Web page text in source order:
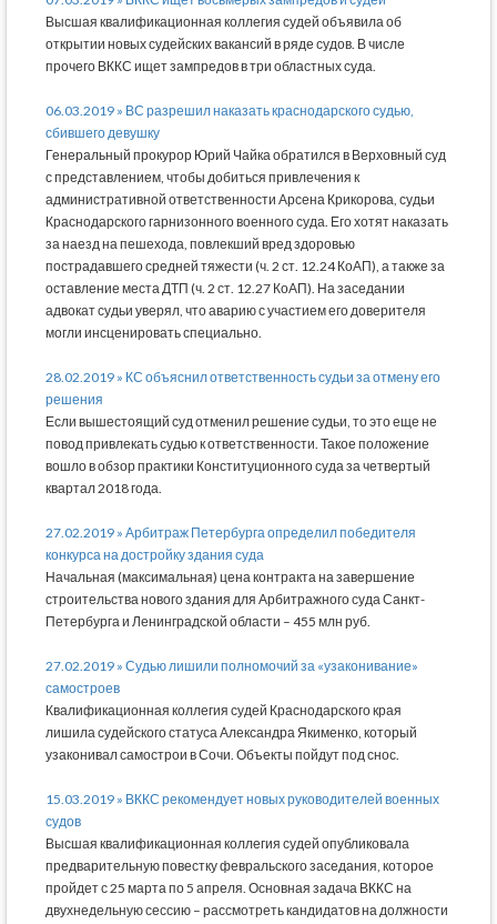
Высшая квалификационная коллегия судей объявила об
открытии новых судейских вакансий в ряде судов. В числе
прочего ВККС ищет зампредов в три областных суда.
06.03.2019 » ВС разрешил наказать краснодарского судью,
сбившего девушку
Генеральный прокурор Юрий Чайка обратился в Верховный суд
с представлением, чтобы добиться привлечения к
административной ответственности Арсена Крикорова, судьи
Краснодарского гарнизонного военного суда. Его хотят наказать
за наезд на пешехода, повлекший вред здоровью
пострадавшего средней тяжести (ч. 2 ст. 12.24 КоАП), а также за
оставление места ДТП (ч. 2 ст. 12.27 КоАП). На заседании
адвокат судьи уверял, что аварию с участием его доверителя
могли инсценировать специально.
28.02.2019 » КС объяснил ответственность судьи за отмену его
решения
Если вышестоящий суд отменил решение судьи, то это еще не
повод привлекать судью к ответственности. Такое положение
вошло в обзор практики Конституционного суда за четвертый
квартал 2018 года.
27.02.2019 » Арбитраж Петербурга определил победителя
конкурса на достройку здания суда
Начальная (максимальная) цена контракта на завершение
строительства нового здания для Арбитражного суда Санкт-
Петербурга и Ленинградской области – 455 млн руб.
27.02.2019 » Судью лишили полномочий за «узаконивание»
самостроев
Квалификационная коллегия судей Краснодарского края
лишила судейского статуса Александра Якименко, который
узаконивал самострои в Сочи. Объекты пойдут под снос.
15.03.2019 » ВККС рекомендует новых руководителей военных
судов
Высшая квалификационная коллегия судей опубликовала
предварительную повестку февральского заседания, которое
пройдет с 25 марта по 5 апреля. Основная задача ВККС на
двухнедельную сессию – рассмотреть кандидатов на должности